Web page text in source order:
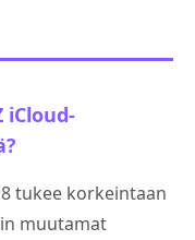
iCloud-
8 tukee korkeintaan
muutamat